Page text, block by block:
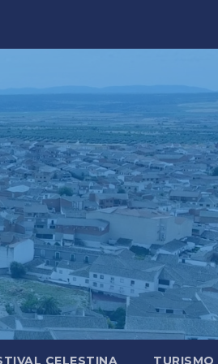
CELESTINA TURISMO